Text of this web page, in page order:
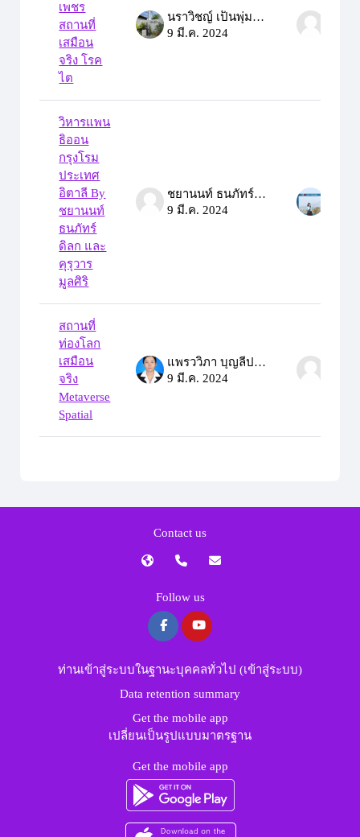
เพชร
สถานที่
เสมือน
จริง โรค
ไต
นราวิชญ์ เป็นพุ่มพวง
9 มี.ค. 2024
วิหารแพน
ธิออน
กรุงโรม
ประเทศ
อิตาลี By
ชยานนท์
ธนภัทร์
ดิลก และ
คุรุวาร
มูลศิริ
ชยานนท์ ธนภัทร์ดิลก
9 มี.ค. 2024
สถานที่
ท่องโลก
เสมือน
จริง
Metaverse
Spatial
แพรววิภา บุญลีประสิทธิ์
9 มี.ค. 2024
Contact us
Follow us
ท่านเข้าสู่ระบบในฐานะบุคคลทั่วไป (เข้าสู่ระบบ)
Data retention summary
Get the mobile app
เปลี่ยนเป็นรูปแบบมาตรฐาน
Get the mobile app